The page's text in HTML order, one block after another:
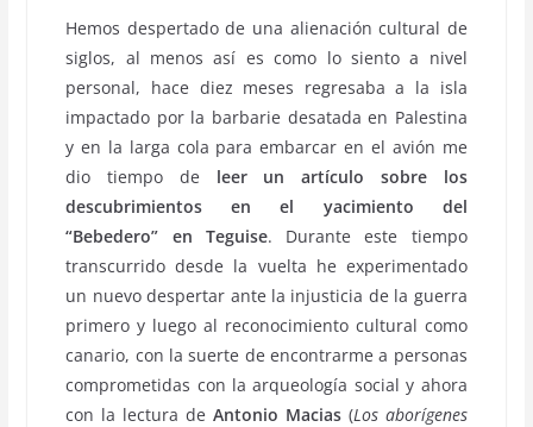
Hemos despertado de una alienación cultural de
siglos, al menos así es como lo siento a nivel
personal, hace diez meses regresaba a la isla
impactado por la barbarie desatada en Palestina
y en la larga cola para embarcar en el avión me
dio tiempo de leer un artículo sobre los
descubrimientos en el yacimiento del
“Bebedero” en Teguise. Durante este tiempo
transcurrido desde la vuelta he experimentado
un nuevo despertar ante la injusticia de la guerra
primero y luego al reconocimiento cultural como
canario, con la suerte de encontrarme a personas
comprometidas con la arqueología social y ahora
con la lectura de Antonio Macias(Los aborígenes